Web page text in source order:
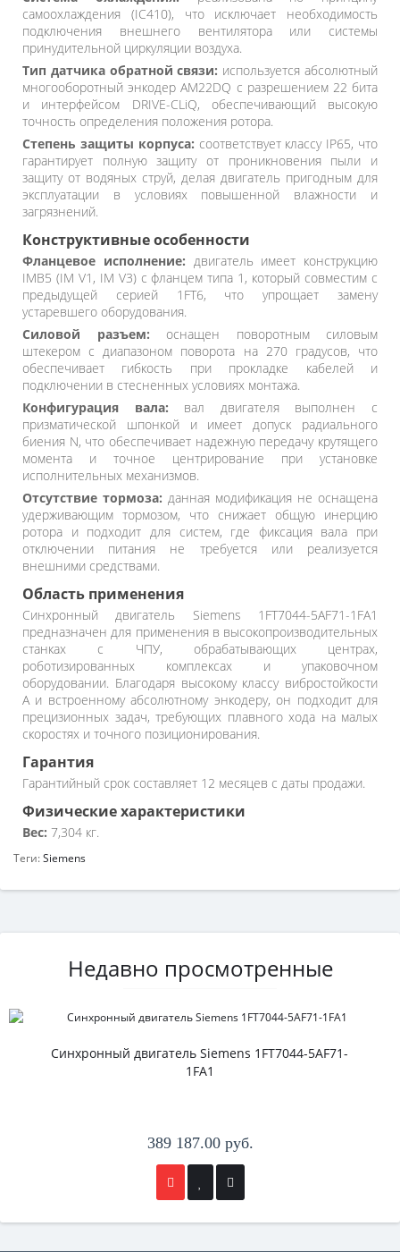
самоохлаждения (IC410), что исключает необходимость
подключения внешнего вентилятора или системы
принудительной циркуляции воздуха.
Тип датчика обратной связи: используется абсолютный
многооборотный энкодер AM22DQ с разрешением 22 бита
и интерфейсом DRIVE-CLiQ, обеспечивающий высокую
точность определения положения ротора.
Степень защиты корпуса: соответствует классу IP65, что
гарантирует полную защиту от проникновения пыли и
защиту от водяных струй, делая двигатель пригодным для
эксплуатации в условиях повышенной влажности и
загрязнений.
Конструктивные особенности
Фланцевое исполнение: двигатель имеет конструкцию
IMB5 (IM V1, IM V3) с фланцем типа 1, который совместим с
предыдущей серией 1FT6, что упрощает замену
устаревшего оборудования.
Силовой разъем: оснащен поворотным силовым
штекером с диапазоном поворота на 270 градусов, что
обеспечивает гибкость при прокладке кабелей и
подключении в стесненных условиях монтажа.
Конфигурация вала: вал двигателя выполнен с
призматической шпонкой и имеет допуск радиального
биения N, что обеспечивает надежную передачу крутящего
момента и точное центрирование при установке
исполнительных механизмов.
Отсутствие тормоза: данная модификация не оснащена
удерживающим тормозом, что снижает общую инерцию
ротора и подходит для систем, где фиксация вала при
отключении питания не требуется или реализуется
внешними средствами.
Область применения
Синхронный двигатель Siemens 1FT7044-5AF71-1FA1
предназначен для применения в высокопроизводительных
станках с ЧПУ, обрабатывающих центрах,
роботизированных комплексах и упаковочном
оборудовании. Благодаря высокому классу вибростойкости
A и встроенному абсолютному энкодеру, он подходит для
прецизионных задач, требующих плавного хода на малых
скоростях и точного позиционирования.
Гарантия
Гарантийный срок составляет 12 месяцев с даты продажи.
Физические характеристики
Вес: 7,304 кг.
Теги:Siemens
Недавно просмотренные
Синхронный двигатель Siemens 1FT7044-5AF71-
1FA1
389 187.00 руб.